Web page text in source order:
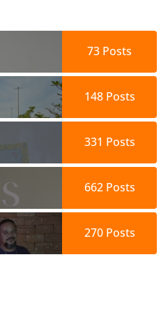
73 Posts
148Posts
331 Posts
662Posts
270Posts